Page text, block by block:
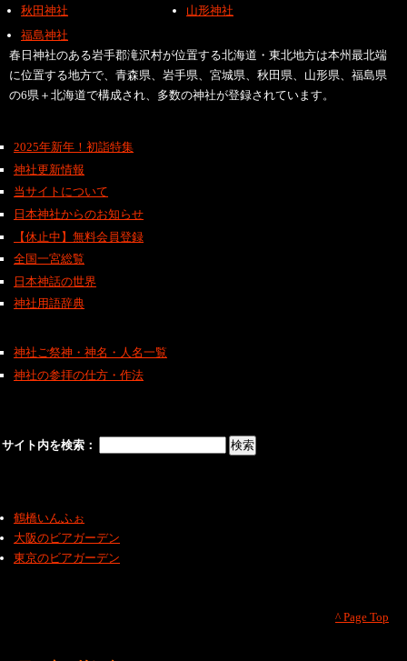
秋田神社
山形神社
福島神社
春日神社のある岩手郡滝沢村が位置する北海道・東北地方は本州最北端
に位置する地方で、青森県、岩手県、宮城県、秋田県、山形県、福島県
の6県＋北海道で構成され、多数の神社が登録されています。
2025年新年！初詣特集
神社更新情報
当サイトについて
日本神社からのお知らせ
【休止中】無料会員登録
全国一宮総覧
日本神話の世界
神社用語辞典
神社ご祭神・神名・人名一覧
神社の参拝の仕方・作法
サイト内を検索：
鶴橋いんふぉ
大阪のビアガーデン
東京のビアガーデン
^ Page Top